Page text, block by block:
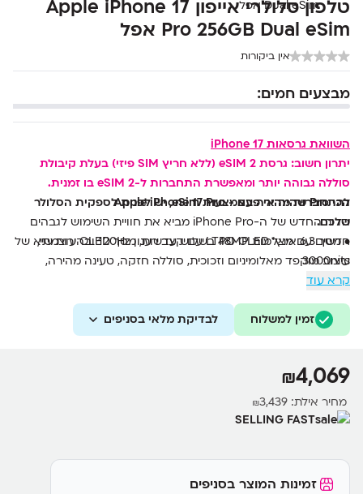
טלפון סלולרי אייפון Apple iPhone 17
Pro 256GB Dual eSim אפל
אין ביקורות
מבצעים חמים:
השוואת גרסאות iPhone 17
יתרון חשוב: גרסת 2 eSIM (ללא חריץ SIM פיזי) בעלת קיבולת
סוללה גבוהה יותר ומאפשרת התחברות ל-2 eSIM בו זמנית.
להתחברות מהירה באמצעות eSim, יש לפנות לספקית הסלולר
שלכם.
הכי Pro שהיה אי פעם - Apple iPhone 17 Pro
הדור החדש של ה-iPhone Pro מביא את חוויית השימוש לגבהים
חדשים עם מצלמות 48MP בשלוש עדשות, מסך OLED עוצמתי,
עיצוב מוקפד מאלומיניום וזכוכית, סוללה חזקה, טעינה מהירה,
עמידות משופרת ויכולות צילום ותצוגה קולנועיות.
• מסך 6.3 אינץ’ LTPO OLED עם קצב רענון 120Hz ובהירות שיא של
3000nits
• שבב A19 Pro עם מעבד גרפי 6 ליבות וביצועים של מחשב נייד
• מערך צילום משולש 48MP כולל עדשת טלפוטו פריסקופית וזום
אופטי x4
• תמיכה ב-ProRes RAW, Apple Log 2 וצילום וידאו 3D מרחבי
הפוכה
קרא עוד
זמין למשלוח לבדיקת מלאי בסניפים
₪4,069
מחיר אילת: ₪3,439
SELLING FAST
זמינות המוצר בסניפים